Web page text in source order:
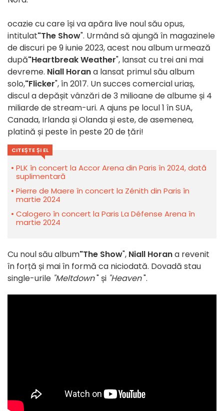
ocazie cu care își va apăra live noul său opus,
intitulat"The Show". Urmând să ajungă în magazinele
de discuri pe 9 iunie 2023, acest nou album urmează
după"Heartbreak Weather", lansat cu trei ani mai
devreme. Niall Horana lansat primul său album
solo,"Flicker", în 2017. Un succes comercial uriaș,
discul a depășit vânzări de 3 milioane de albume și 4
miliarde de stream-uri. A ajuns pe locul 1 în SUA,
Canada, Irlanda și Olanda și este, de asemenea,
platină și peste în peste 20 de țări!
CITEȘTE ȘI EL
PLK în concert la Accor Arena din Paris în 2024, dată
suplimentară
Pierre de Maere în concert la Zénith din Paris în
martie 2024
Calogero în concert la Paris La Défense Arena în
martie 2024
Cu noul său album"The Show", Niall Horana revenit
în forță și mai în formă ca niciodată. Dovadă stau
single-urile "Meltdown" și "Heaven".